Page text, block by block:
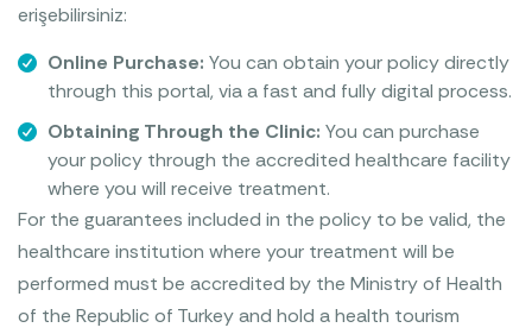
erişebilirsiniz:
Online Purchase: You can obtain your policy directly
through this portal, via a fast and fully digital process.
Obtaining Through the Clinic: You can purchase
your policy through the accredited healthcare facility
where you will receive treatment.
For the guarantees included in the policy to be valid, the
healthcare institution where your treatment will be
performed must be accredited by the Ministry of Health
of the Republic of Turkey and hold a health tourism